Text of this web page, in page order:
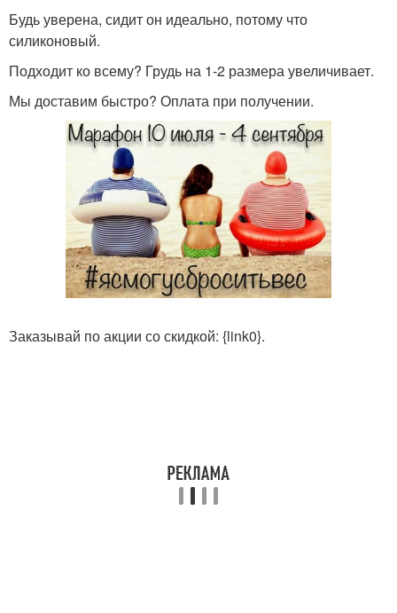
Будь уверена, сидит он идеально, потому что
силиконовый.
Подходит ко всему? Грудь на 1-2 размера увеличивает.
Мы доставим быстро? Оплата при получении.
Заказывай по акции со скидкой: {link0}.